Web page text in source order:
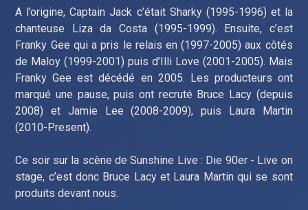
A l’origine, Captain Jack c’était Sharky (1995-1996) et la
chanteuse Liza da Costa (1995-1999). Ensuite, c’est
Franky Gee qui a pris le relais en (1997-2005) aux côtés
de Maloy (1999-2001) puis d’Illi Love (2001-2005). Mais
Franky Gee est décédé en 2005. Les producteurs ont
marqué une pause, puis ont recruté Bruce Lacy (depuis
2008) et Jamie Lee (2008-2009), puis Laura Martin
(2010-Present).
Ce soir sur la scène de Sunshine Live : Die 90er - Live on
stage, c’est donc Bruce Lacy et Laura Martin qui se sont
produits devant nous.